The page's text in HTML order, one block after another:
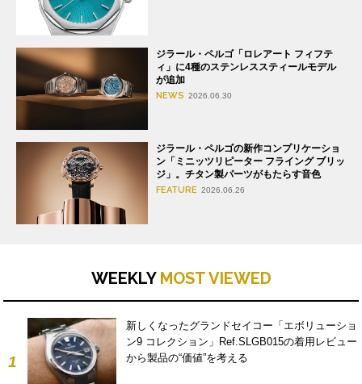
ジラール・ペルゴ「ロレアート フィフテ
ィ」に4種のステンレススティールモデル
が追加
NEWS 2026.06.30
ジラール・ペルゴの新作コンプリケーショ
ン「ミニッツリピーター フライング ブリッ
ジ」。チタン製パーツがもたらす音色
FEATURE 2026.06.26
WEEKLY MOST VIEWED
1
新しくなったグランドセイコー「エボリューショ
ン9 コレクション」Ref.SLGB015の着用レビュー
から製品の“価値”を考える